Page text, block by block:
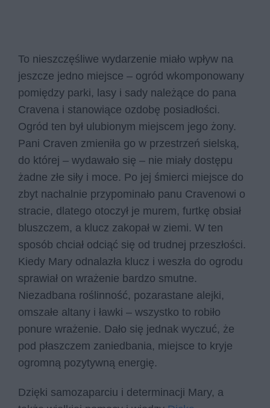
To nieszczęśliwe wydarzenie miało wpływ na
jeszcze jedno miejsce – ogród wkomponowany
pomiędzy parki, lasy i sady należące do pana
Cravena i stanowiące ozdobę posiadłości.
Ogród ten był ulubionym miejscem jego żony.
Pani Craven zmieniła go w przestrzeń sielską,
do której – wydawało się – nie miały dostępu
żadne złe siły i moce. Po jej śmierci miejsce do
zbyt nachalnie przypominało panu Cravenowi o
stracie, dlatego otoczył je murem, furtkę obsiał
bluszczem, a klucz zakopał w ziemi. W ten
sposób chciał odciąć się od trudnej przeszłości.
Kiedy Mary odnalazła klucz i weszła do ogrodu
sprawiał on wrażenie bardzo smutne.
Niezadbana roślinność, pozarastane alejki,
omszałe altany i ławki – wszystko to robiło
ponure wrażenie. Dało się jednak wyczuć, że
pod płaszczem zaniedbania, miejsce to kryje
ogromną pozytywną energię.
Dzięki samozaparciu i determinacji Mary, a